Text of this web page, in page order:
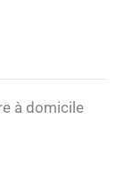
à domicile